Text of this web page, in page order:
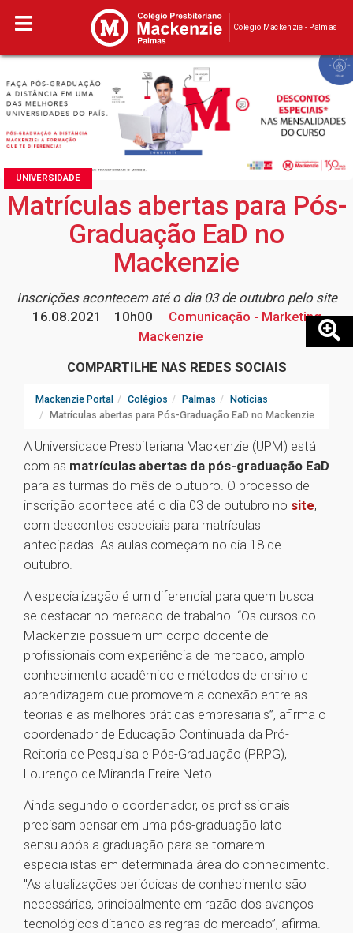
Colégio Mackenzie - Palmas
UNIVERSIDADE
Matrículas abertas para Pós-
Graduação EaD no
Mackenzie
Inscrições acontecem até o dia 03 de outubro pelo site
16.08.2021
10h00
Comunicação - Marketing
Mackenzie
COMPARTILHE NAS REDES SOCIAIS
Mackenzie Portal Colégios Palmas
Notícias
Matrículas abertas para Pós-Graduação EaD no Mackenzie
A Universidade Presbiteriana Mackenzie (UPM) está
com as matrículas abertas da pós-graduação EaD
para as turmas do mês de outubro. O processo de
inscrição acontece até o dia 03 de outubro no site,
com descontos especiais para matrículas
antecipadas. As aulas começam no dia 18 de
outubro.
A especialização é um diferencial para quem busca
se destacar no mercado de trabalho. “Os cursos do
Mackenzie possuem um corpo docente de
profissionais com experiência de mercado, amplo
conhecimento acadêmico e métodos de ensino e
aprendizagem que promovem a conexão entre as
teorias e as melhores práticas empresariais”, afirma o
coordenador de Educação Continuada da Pró-
Reitoria de Pesquisa e Pós-Graduação (PRPG),
Lourenço de Miranda Freire Neto.
Ainda segundo o coordenador, os profissionais
precisam pensar em uma pós-graduação lato
sensu após a graduação para se tornarem
especialistas em determinada área do conhecimento.
"As atualizações periódicas de conhecimento são
necessárias, principalmente em razão dos avanços
tecnológicos ditando as regras do mercado”, afirma.